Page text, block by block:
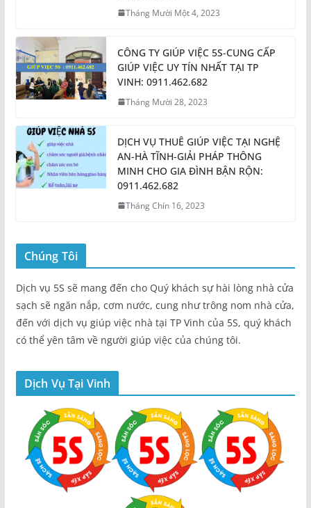
Tháng Mười Một 4, 2023
CÔNG TY GIÚP VIỆC 5S-CUNG CẤP
GIÚP VIỆC UY TÍN NHẤT TẠI TP
VINH: 0911.462.682
Tháng Mười 28, 2023
DỊCH VỤ THUÊ GIÚP VIỆC TẠI NGHỆ
AN-HÀ TĨNH-GIẢI PHÁP THÔNG
MINH CHO GIA ĐÌNH BẬN RỘN:
0911.462.682
Tháng Chín 16, 2023
Chúng Tôi
Dịch vụ 5S sẽ mang đến cho Quý khách sự hài lòng nhà cửa
sạch sẽ ngăn nắp, cơm nước, cung như trông nom nhà cửa,
đến với dịch vụ giúp việc nhà tại TP Vinh của 5S, quý khách
có thể yên tâm về người giúp việc của chúng tôi.
Dịch Vụ Tại Vinh